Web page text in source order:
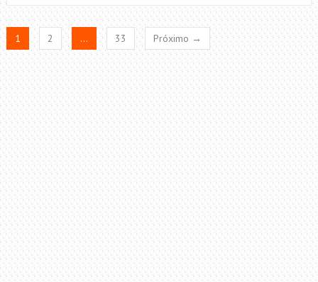
SIMPLES
ASSIM
(LENINE)
NO
VIOLÃO
–
PASSO
A
PASSO
COM
BATIDA
E
CIFRA
1 2 … 33 Próximo →